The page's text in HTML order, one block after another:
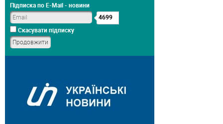
Підписка по E-Mail - новини
4699
Скасувати підписку